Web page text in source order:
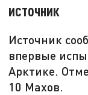
источник
Источник
впервые
Арктике.
10 Махов.